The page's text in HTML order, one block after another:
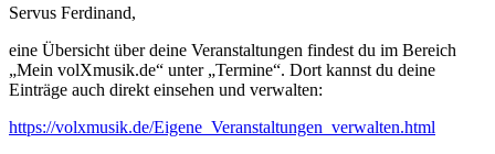
Servus Ferdinand,
eine Übersicht über deine Veranstaltungen findest du im Bereich
„Mein volXmusik.de“ unter „Termine“. Dort kannst du deine
Einträge auch direkt einsehen und verwalten:
https://volxmusik.de/Eigene_Veranstaltungen_verwalten.html